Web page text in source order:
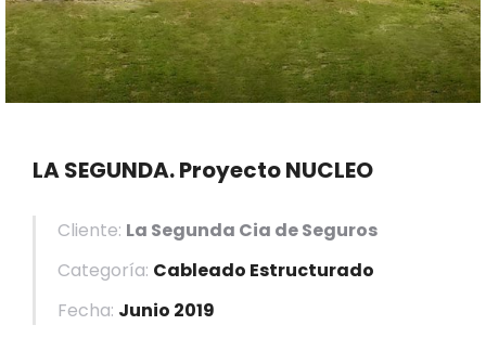
LA SEGUNDA. Proyecto NUCLEO
Cliente: La Segunda Cia de Seguros
Categoría: Cableado Estructurado
Fecha: Junio 2019